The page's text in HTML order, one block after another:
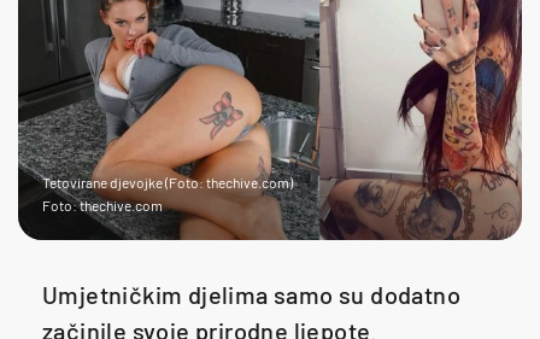
Tetovirane djevojke (Foto: thechive.com)
Foto: thechive.com
Umjetničkim djelima samo su dodatno
začinile svoje prirodne ljepote.